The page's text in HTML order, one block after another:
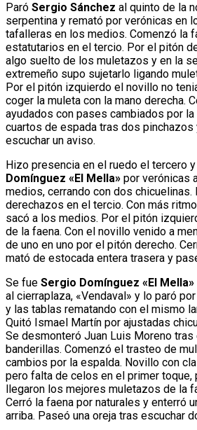
Paró Sergio Sánchez al quinto de la
serpentina y remató por verónicas en
tafalleras en los medios. Comenzó la
estatutarios en el tercio. Por el pitón
algo suelto de los muletazos y en la
extremeño supo sujetarlo ligando
Por el pitón izquierdo el novillo no
coger la muleta con la mano derecha.
ayudados con pases cambiados por
cuartos de espada tras dos pinchazos
escuchar un aviso.
Hizo presencia en el ruedo el tercero
Domínguez «El Mella» por verónicas
medios, cerrando con dos
derechazos en el tercio. Con más
sacó a los medios. Por el pitón
de la faena. Con el novillo venido a
de uno en uno por el pitón derecho.
mató de estocada entera trasera y
Se fue Sergio Domínguez «El Mella»
al cierraplaza, «Vendaval» y lo paró
y las tablas rematando con el mismo
Quitó Ismael Martín por ajustadas
Se desmonteró Juan Luis Moreno
banderillas. Comenzó el trasteo de
cambios por la espalda. Novillo con
pero falta de celos en el primer
llegaron los mejores muletazos de la
Cerró la faena por naturales y enterró
arriba. Paseó una oreja tras escuchar